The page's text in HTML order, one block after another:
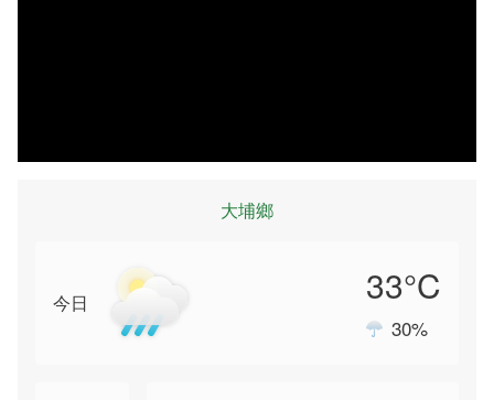
大埔鄉
今日 33°C
降雨機率
30%